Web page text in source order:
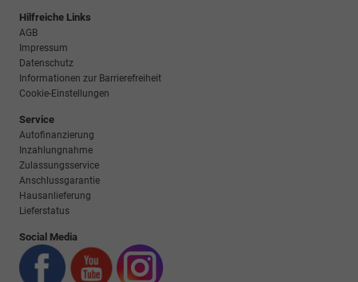
Hilfreiche Links
AGB
Impressum
Datenschutz
Informationen zur Barrierefreiheit
Cookie-Einstellungen
Service
Autofinanzierung
Inzahlungnahme
Zulassungsservice
Anschlussgarantie
Hausanlieferung
Lieferstatus
Social Media